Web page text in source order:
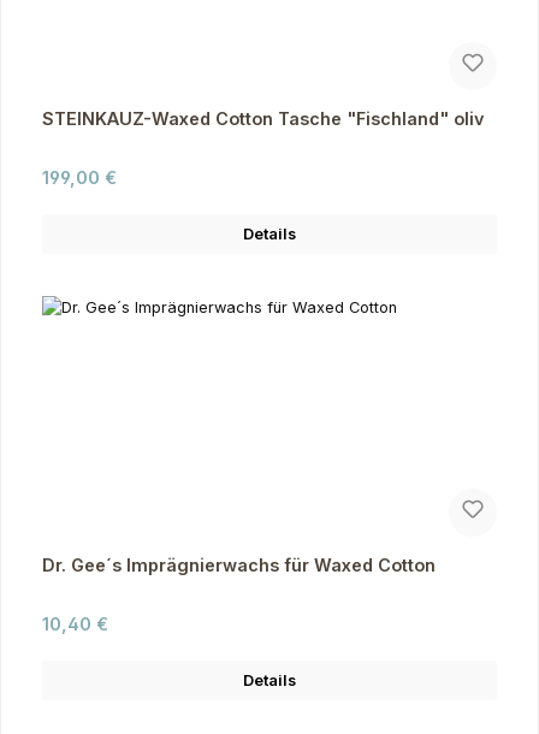
STEINKAUZ-Waxed Cotton Tasche "Fischland" oliv
Regulärer Preis:
199,00 €
Details
Dr. Gee´s Imprägnierwachs für Waxed Cotton
Regulärer Preis:
10,40 €
Details